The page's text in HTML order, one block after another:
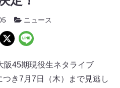
ニュース
阪45期現役生ネタライブ
つき7月7日（木）まで見逃し